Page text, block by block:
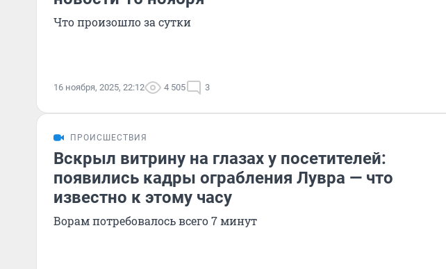
Что произошло за сутки
16 ноября, 2025, 22:12 4 505 3
ПРОИСШЕСТВИЯ
Вскрыл витрину на глазах у посетителей:
появились кадры ограбления Лувра — что
известно к этому часу
Ворам потребовалось всего 7 минут